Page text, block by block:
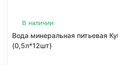
В наличии
Вода минеральная питьевая
(0,5л*12шт)